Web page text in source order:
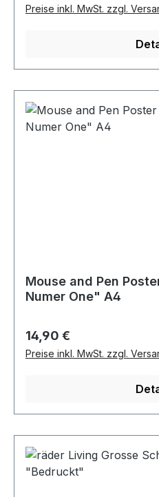
Preise inkl. MwSt. zzgl.
Mouse and Pen
Numer One" A4
Regulärer Preis:
14,90 €
Preise inkl. MwSt. zzgl.